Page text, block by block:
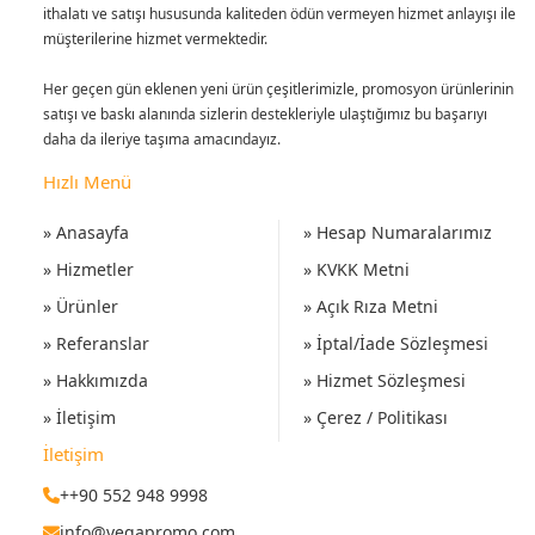
ithalatı ve satışı hususunda kaliteden ödün vermeyen hizmet anlayışı ile
müşterilerine hizmet vermektedir.
Her geçen gün eklenen yeni ürün çeşitlerimizle, promosyon ürünlerinin
satışı ve baskı alanında sizlerin destekleriyle ulaştığımız bu başarıyı
daha da ileriye taşıma amacındayız.
Hızlı Menü
» Anasayfa
» Hizmetler
» Ürünler
» Referanslar
» Hakkımızda
» İletişim
» Hesap Numaralarımız
» KVKK Metni
» Açık Rıza Metni
» İptal/İade Sözleşmesi
» Hizmet Sözleşmesi
» Çerez / Politikası
İletişim
++90 552 948 9998